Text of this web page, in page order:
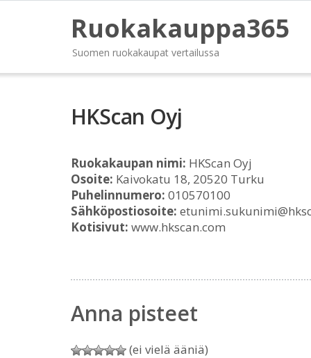
Ruokakauppa365
Suomen ruokakaupat vertailussa
HKScan Oyj
Ruokakaupan nimi: HKScan Oyj
Osoite: Kaivokatu 18, 20520 Turku
Puhelinnumero: 010570100
Sähköpostiosoite:
Kotisivut: www.hkscan.com
Anna pisteet
(ei vielä ääniä)